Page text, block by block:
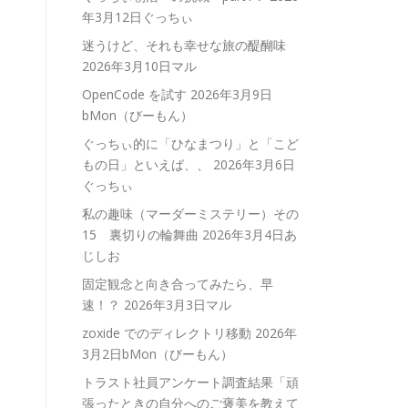
年3月12日ぐっちぃ
迷うけど、それも幸せな旅の醍醐味
2026年3月10日マル
OpenCode を試す 2026年3月9日
bMon（びーもん）
ぐっちぃ的に「ひなまつり」と「こど
もの日」といえば、、
2026年3月6日
ぐっちぃ
私の趣味（マーダーミステリー）その
15 裏切りの輪舞曲 2026年3月4日あ
じしお
固定観念と向き合ってみたら、早
速！？ 2026年3月3日マル
zoxide でのディレクトリ移動 2026年
3月2日bMon（びーもん）
トラスト社員アンケート調査結果「頑
張ったときの自分へのご褒美を教えて